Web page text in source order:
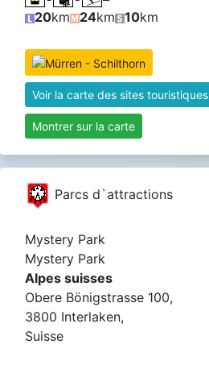
20km 24km 10km
Voir la carte des sites touristiques
Montrer sur la carte
Parcs d`attractions
Mystery Park
Mystery Park
Alpes suisses
Obere Bönigstrasse 100,
3800 Interlaken,
Suisse